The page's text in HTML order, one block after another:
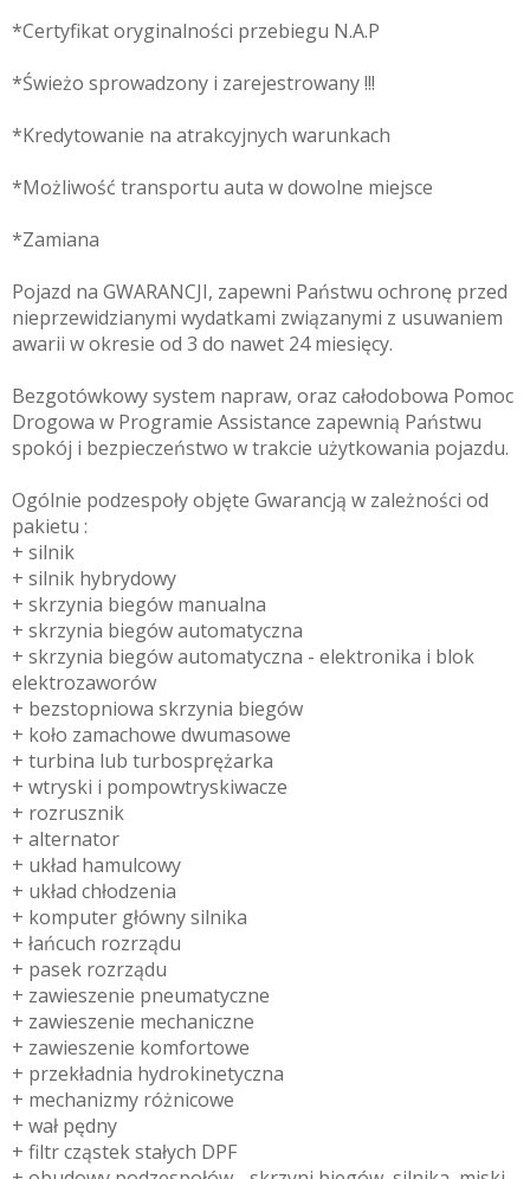
*Certyfikat oryginalności przebiegu N.A.P
*Świeżo sprowadzony i zarejestrowany !!!
*Kredytowanie na atrakcyjnych warunkach
*Możliwość transportu auta w dowolne miejsce
*Zamiana
Pojazd na GWARANCJI, zapewni Państwu ochronę przed
nieprzewidzianymi wydatkami związanymi z usuwaniem
awarii w okresie od 3 do nawet 24 miesięcy.
Bezgotówkowy system napraw, oraz całodobowa Pomoc
Drogowa w Programie Assistance zapewnią Państwu
spokój i bezpieczeństwo w trakcie użytkowania pojazdu.
Ogólnie podzespoły objęte Gwarancją w zależności od
pakietu :
+ silnik
+ silnik hybrydowy
+ skrzynia biegów manualna
+ skrzynia biegów automatyczna
+ skrzynia biegów automatyczna - elektronika i blok
elektrozaworów
+ bezstopniowa skrzynia biegów
+ koło zamachowe dwumasowe
+ turbina lub turbosprężarka
+ wtryski i pompowtryskiwacze
+ rozrusznik
+ alternator
+ układ hamulcowy
+ układ chłodzenia
+ komputer główny silnika
+ łańcuch rozrządu
+ pasek rozrządu
+ zawieszenie pneumatyczne
+ zawieszenie mechaniczne
+ zawieszenie komfortowe
+ przekładnia hydrokinetyczna
+ mechanizmy różnicowe
+ wał pędny
+ filtr cząstek stałych DPF